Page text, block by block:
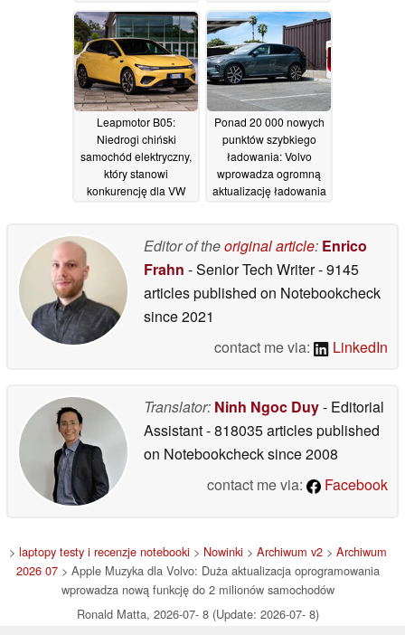
07/07/2026
Leapmotor B05:
Niedrogi chiński
samochód elektryczny,
który stanowi
konkurencję dla VW
17/06/2026
Ponad 20 000 nowych
punktów szybkiego
ładowania: Volvo
wprowadza ogromną
aktualizację ładowania
elektrycznych28/05/2026
Editor of theoriginal article: Enrico
Frahn - Senior Tech Writer- 9145
articles published on Notebookcheck
since 2021
contact me via:
LinkedIn
Translator: Ninh Ngoc Duy- Editorial
Assistant- 818035 articles published
on Notebookchecksince 2008
contact me via:
Facebook
> laptopy testy i recenzje notebooki > Nowinki > Archiwum v2 > Archiwum
2026 07 > Apple Muzyka dla Volvo: Duża aktualizacja oprogramowania
wprowadza nową funkcję do 2 milionów samochodów
Ronald Matta, 2026-07- 8 (Update: 2026-07- 8)